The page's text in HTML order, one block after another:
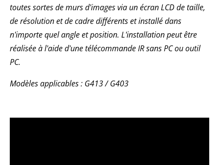
toutes sortes de murs d'images via un écran LCD de taille,
de résolution et de cadre différents et installé dans
n'importe quel angle et position. L'installation peut être
réalisée à l'aide d'une télécommande IR sans PC ou outil
PC.
Modèles applicables : G413 / G403